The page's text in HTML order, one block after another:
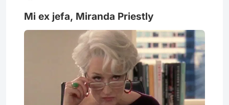
Mi ex jefa, Miranda Priestly